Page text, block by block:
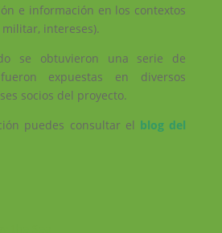
e información en los contextos
intereses).
se obtuvieron una serie de
expuestas en diversos
socios del proyecto.
puedes consultar el blog del